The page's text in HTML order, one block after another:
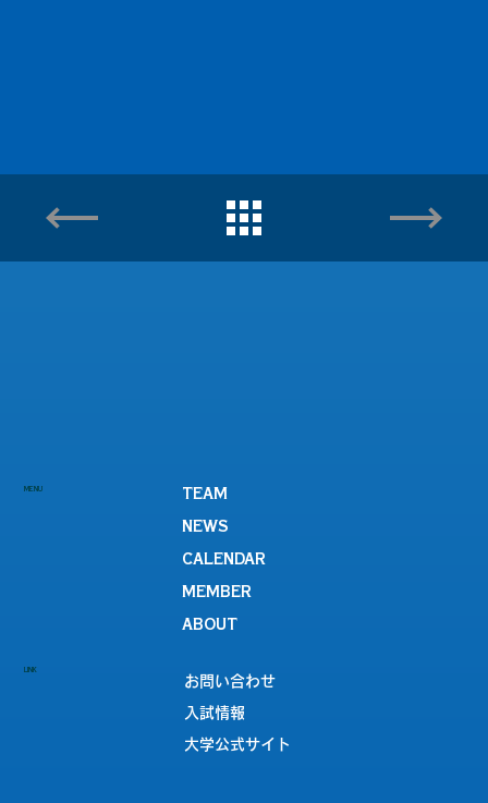
MENU
TEAM
NEWS
CALENDAR
MEMBER
ABOUT
LINK
お問い合わせ
入試情報
大学公式サイト